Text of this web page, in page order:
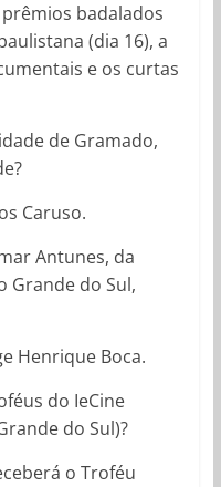
badalados
(dia 16), a
e os curtas
de Gramado,
Caruso.
Antunes, da
Grande do Sul,
Henrique Boca.
do IeCine
do Sul)?
o Troféu